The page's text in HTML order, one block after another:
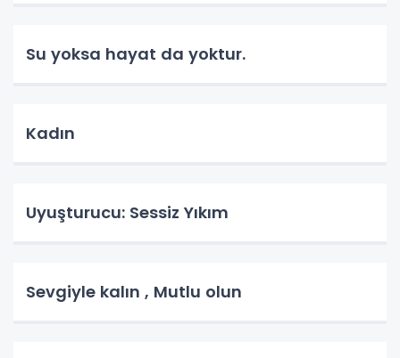
Su yoksa hayat da yoktur.
Kadın
Uyuşturucu: Sessiz Yıkım
Sevgiyle kalın , Mutlu olun